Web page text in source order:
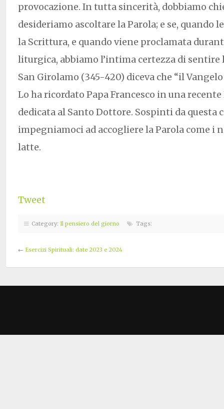
provocazione. In tutta sincerità, dobbiamo
desideriamo ascoltare la Parola; e se, quando
la Scrittura, e quando viene proclamata
liturgica, abbiamo l’intima certezza di sentire
San Girolamo (345-420) diceva che “il
Lo ha ricordato Papa Francesco in una
dedicata al Santo Dottore. Sospinti da questa
impegniamoci ad accogliere la Parola come i
latte.
Tweet
Category: Il pensiero del giorno Tags:
← Esercizi Spirituali: date 2023 e 2024